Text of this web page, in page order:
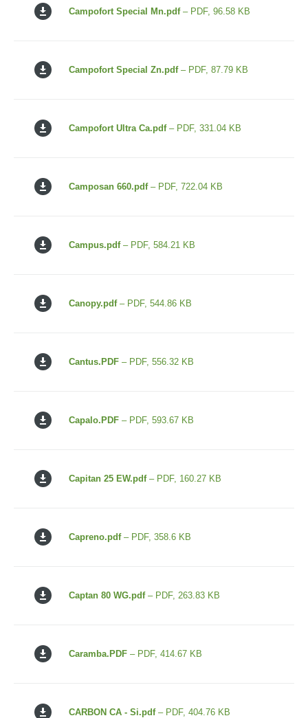
Campofort Special Mn.pdf– PDF, 96.58 KB
Campofort Special Zn.pdf– PDF, 87.79 KB
Campofort Ultra Ca.pdf– PDF, 331.04 KB
Camposan 660.pdf– PDF, 722.04 KB
Campus.pdf– PDF, 584.21 KB
Canopy.pdf– PDF, 544.86 KB
Cantus.PDF – PDF, 556.32 KB
Capalo.PDF – PDF, 593.67 KB
Capitan 25 EW.pdf– PDF, 160.27 KB
Capreno.pdf– PDF, 358.6 KB
Captan 80 WG.pdf– PDF, 263.83 KB
Caramba.PDF – PDF, 414.67 KB
CARBON CA - Si.pdf– PDF, 404.76 KB